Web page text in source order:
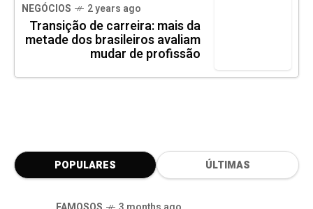
NEGÓCIOS 2 years ago
Transição de carreira: mais da
metade dos brasileiros avaliam
mudar de profissão
POPULARES ÚLTIMAS